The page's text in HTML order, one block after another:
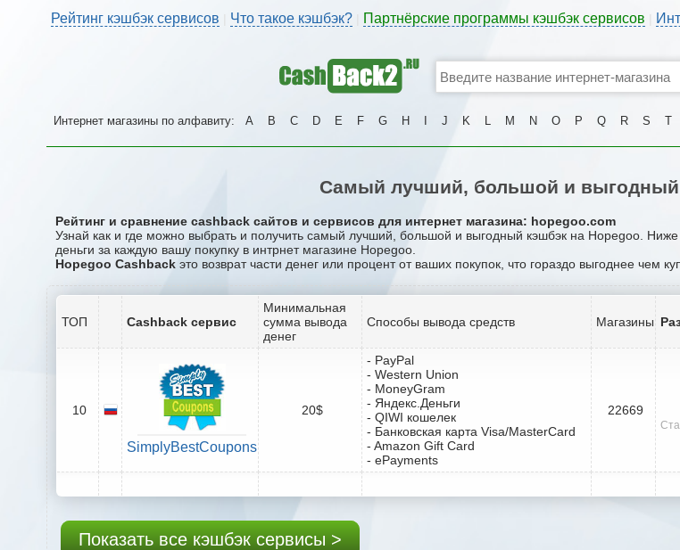
Рейтинг кэшбэк сервисов Что такое кэшбэк? Партнёрские программы кэшбэк сервисов
Интернет магазины по алфавиту: A B C D E F G H J K L M N O P Q R S T
Самый лучший, большой и выгодный
Рейтинг и сравнение cashback сайтов и сервисов для интернет магазина: hopegoo.com
Узнай как и где можно выбрать и получить самый лучший, большой и выгодный кэшбэк на Hopegoo.
деньги за каждую вашу покупку в интрнет магазине Hopegoo.
Hopegoo Cashback это возврат части денег или процент от ваших покупок, что гораздо выгоднее чем
ТОП Cashback сервис
Минимальная
сумма вывода
денег
Способы вывода средств Магазины
10
SimplyBestCoupons
20$
- PayPal
- Western Union
- MoneyGram
- Яндекс.Деньги
- QIWI кошелек
- Банковская карта Visa/MasterCard
- Amazon Gift Card
- ePayments
22669
Показать все кэшбэк сервисы >